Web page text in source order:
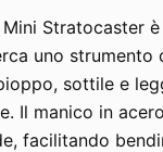
Mini Stratocaster
uno strumento
sottile e
Il manico in
facilitando